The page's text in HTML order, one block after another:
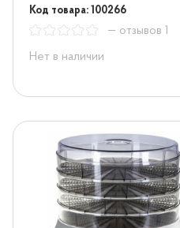
Код товара: 100266
— отзывов 1
Нет в наличии